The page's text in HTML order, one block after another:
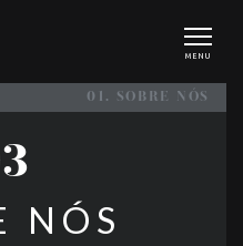
MENU
01. SOBRE NÓS
NÓS